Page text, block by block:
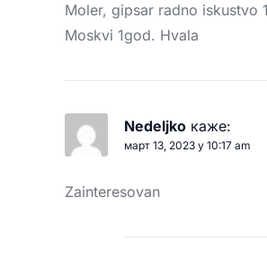
Moler, gipsar radno iskustvo
Moskvi 1god. Hvala
Nedeljko каже:
март 13, 2023 у 10:17 am
Zainteresovan